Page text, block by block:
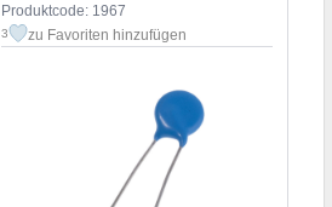
Produktcode: 1967
3 zu Favoriten hinzufügen